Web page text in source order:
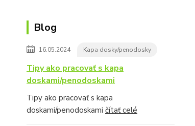
Blog
16.05.2024 Kapa dosky/penodosky
Tipy ako pracovať s kapa
doskami/penodoskami
Tipy ako pracovať s kapa
doskami/penodoskami čítať celé